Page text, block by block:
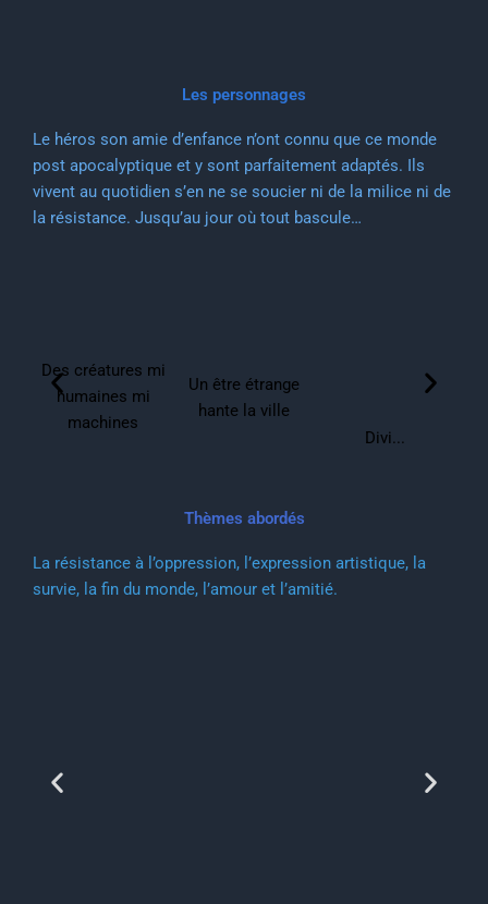
Les personnages
Le héros son amie d’enfance n’ont connu que ce monde
post apocalyptique et y sont parfaitement adaptés. Ils
vivent au quotidien s’en ne se soucier ni de la milice ni de
la résistance. Jusqu’au jour où tout bascule…
Des créatures mi
humaines mi
machines
Un être étrange
hante la ville
Divi...
Thèmes abordés
La résistance à l’oppression, l’expression artistique, la
survie, la fin du monde, l’amour et l’amitié.